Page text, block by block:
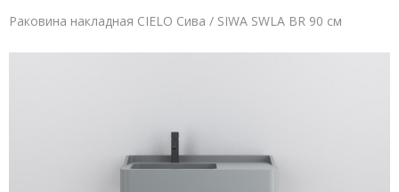
Раковина накладная CIELO Сива / SIWA SWLA BR 90 см